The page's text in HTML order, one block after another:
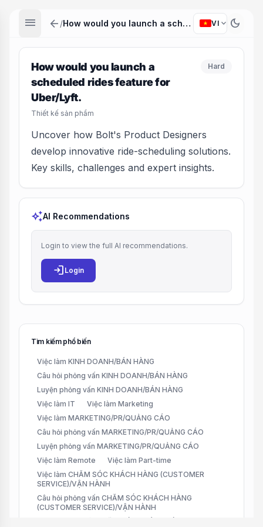
menu arrow_back / How would you launch a scheduled rides feature for Uber/Lyft. VI expand_more dark_mode
How would you launch a
scheduled rides feature for
Uber/Lyft.
Thiết kế sản phẩm
Hard
Uncover how Bolt's Product Designers
develop innovative ride-scheduling solutions.
Key skills, challenges and expert insights.
auto_awesomeAI Recommendations
Login to view the full AI recommendations.
login Login
Tìm kiếm phổ biến
Việc làm KINH DOANH/BÁN HÀNG
Câu hỏi phỏng vấn KINH DOANH/BÁN HÀNG
Luyện phỏng vấn KINH DOANH/BÁN HÀNG
Việc làm IT
Việc làm Marketing
Việc làm MARKETING/PR/QUẢNG CÁO
Câu hỏi phỏng vấn MARKETING/PR/QUẢNG CÁO
Luyện phỏng vấn MARKETING/PR/QUẢNG CÁO
Việc làm Remote
Việc làm Part-time
Việc làm CHĂM SÓC KHÁCH HÀNG (CUSTOMER
SERVICE)/VẬN HÀNH
Câu hỏi phỏng vấn CHĂM SÓC KHÁCH HÀNG
(CUSTOMER SERVICE)/VẬN HÀNH